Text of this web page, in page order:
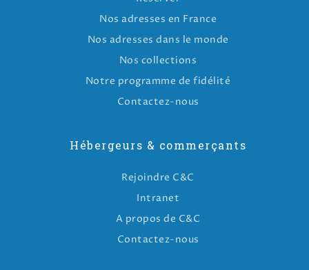
Nos adresses en France
Nos adresses dans le monde
Nos collections
Notre programme de fidélité
Contactez-nous
Hébergeurs & commerçants
Rejoindre C&C
Intranet
A propos de C&C
Contactez-nous